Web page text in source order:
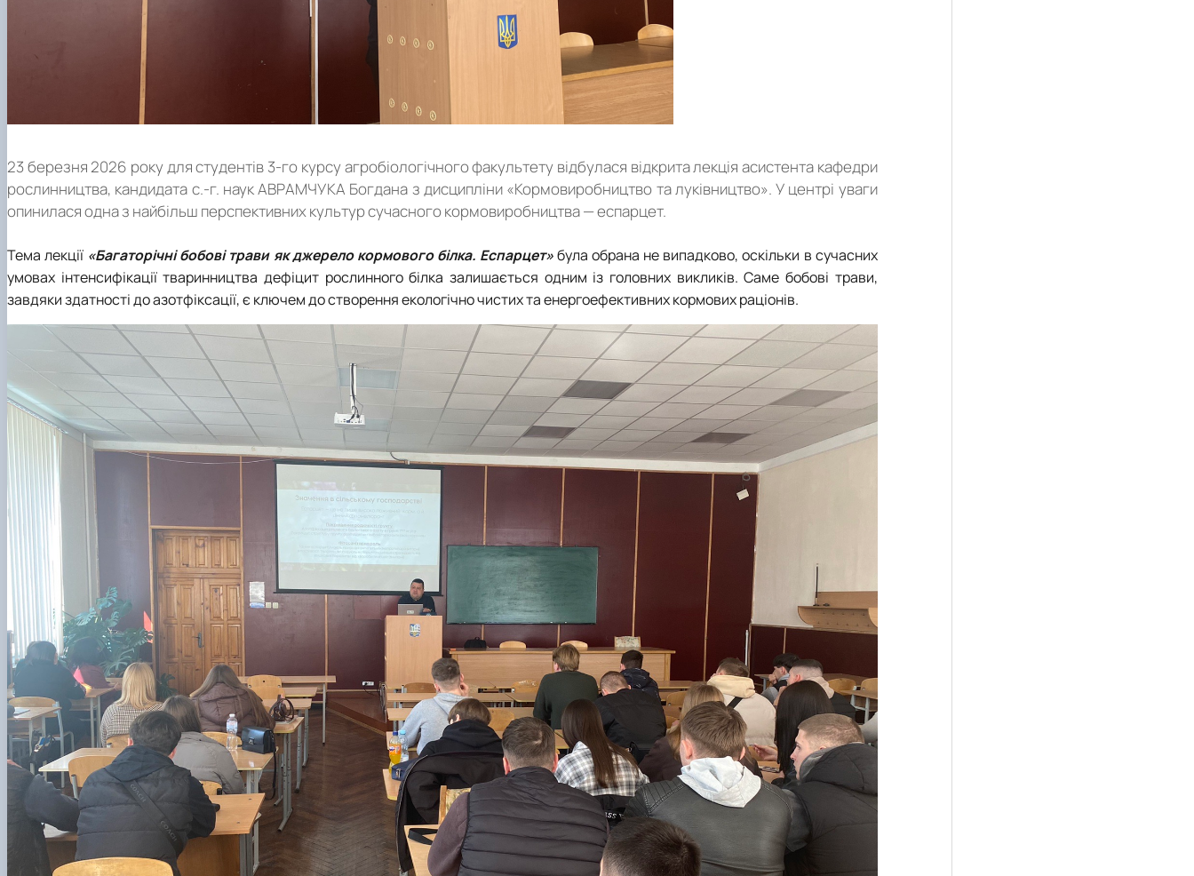
23 березня 2026 року для студентів 3-го курсу агробіологічного факультету відбулася відкрита лекція асистента кафедри
рослинництва, кандидата с.-г. наук АВРАМЧУКА Богдана з дисципліни «Кормовиробництво та луківництво». У центрі уваги
опинилася одна з найбільш перспективних культур сучасного кормовиробництва — еспарцет.
Тема лекції «Багаторічні бобові трави як джерело кормового білка. Еспарцет»була обрана не випадково, оскільки в сучасних
умовах інтенсифікації тваринництва дефіцит рослинного білка залишається одним із головних викликів. Саме бобові трави,
завдяки здатності до азотфіксації, є ключем до створення екологічно чистих та енергоефективних кормових раціонів.